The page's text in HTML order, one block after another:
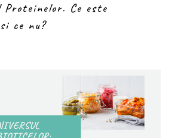
Ce este
ce nu?